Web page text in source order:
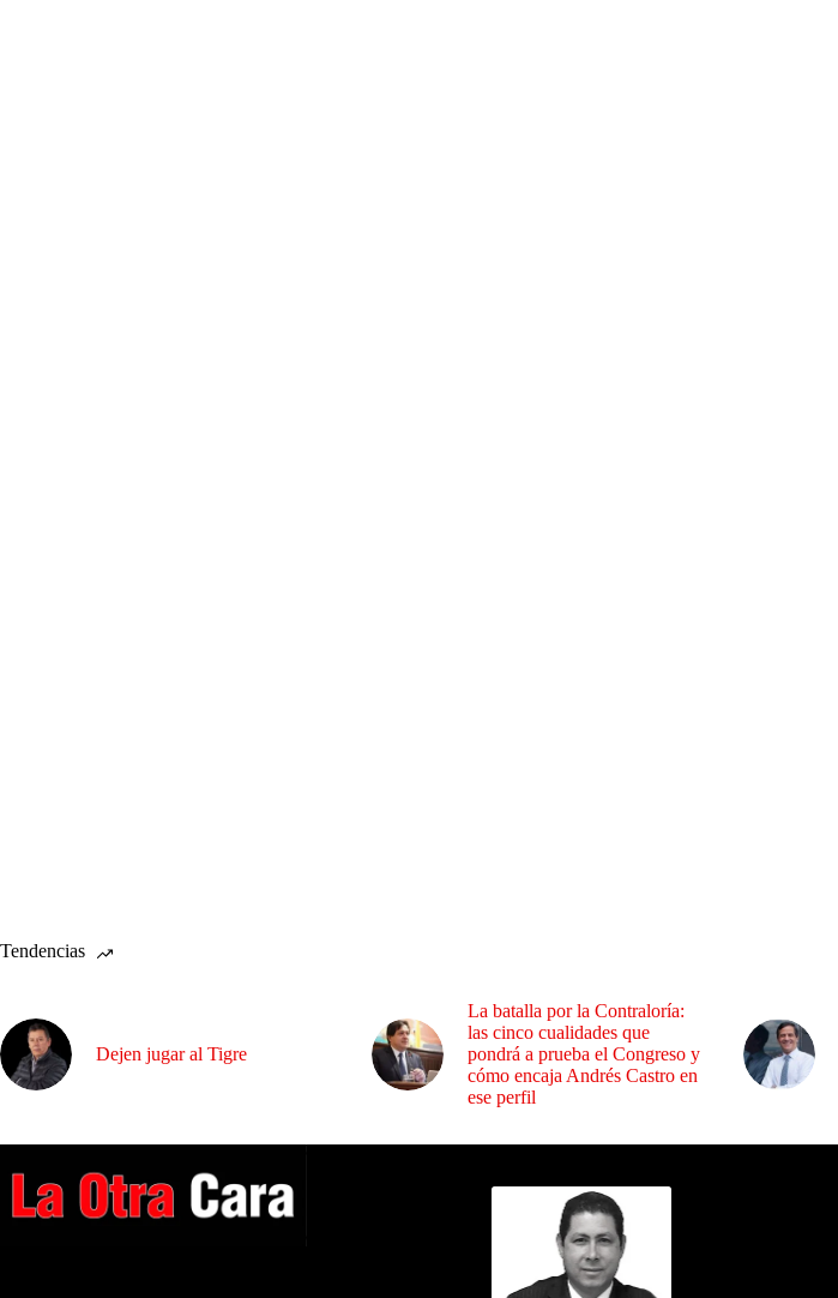
Tendencias
Dejen jugar al Tigre
La batalla por la Contraloría:
las cinco cualidades que
pondrá a prueba el Congreso y
cómo encaja Andrés Castro en
ese perfil